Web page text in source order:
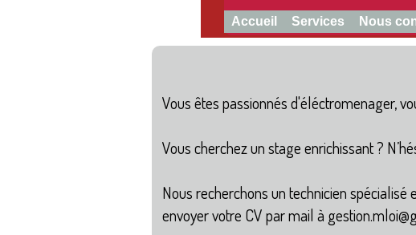
Accueil Services Nous
Vous êtes passionnés d'éléctromenager,
Vous cherchez un stage enrichissant ?
Nous recherchons un technicien spécialisé
envoyer votre CV par mail à